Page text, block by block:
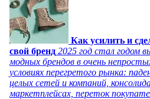
Как усилить и
свой бренд 2025 год стал годом
модных брендов в очень
условиях перегретого рынка:
целых сетей и компаний,
маркетплейсах, переток